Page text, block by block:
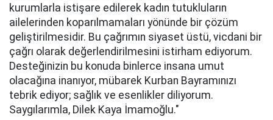
kurumlarla istişare edilerek kadın tutukluların
ailelerinden koparılmamaları yönünde bir çözüm
geliştirilmesidir. Bu çağrımın siyaset üstü, vicdani bir
çağrı olarak değerlendirilmesini istirham ediyorum.
Desteğinizin bu konuda binlerce insana umut
olacağına inanıyor, mübarek Kurban Bayramınızı
tebrik ediyor; sağlık ve esenlikler diliyorum.
Saygılarımla, Dilek Kaya İmamoğlu."